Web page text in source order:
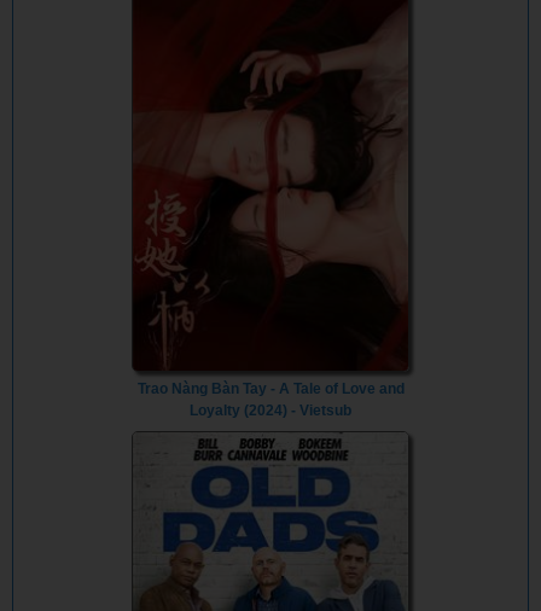
Trao Nàng Bàn Tay - A Tale of Love and
Loyalty (2024) - Vietsub